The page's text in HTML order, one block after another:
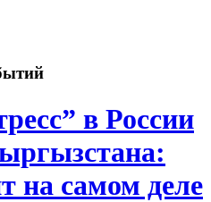
в России
на самом деле